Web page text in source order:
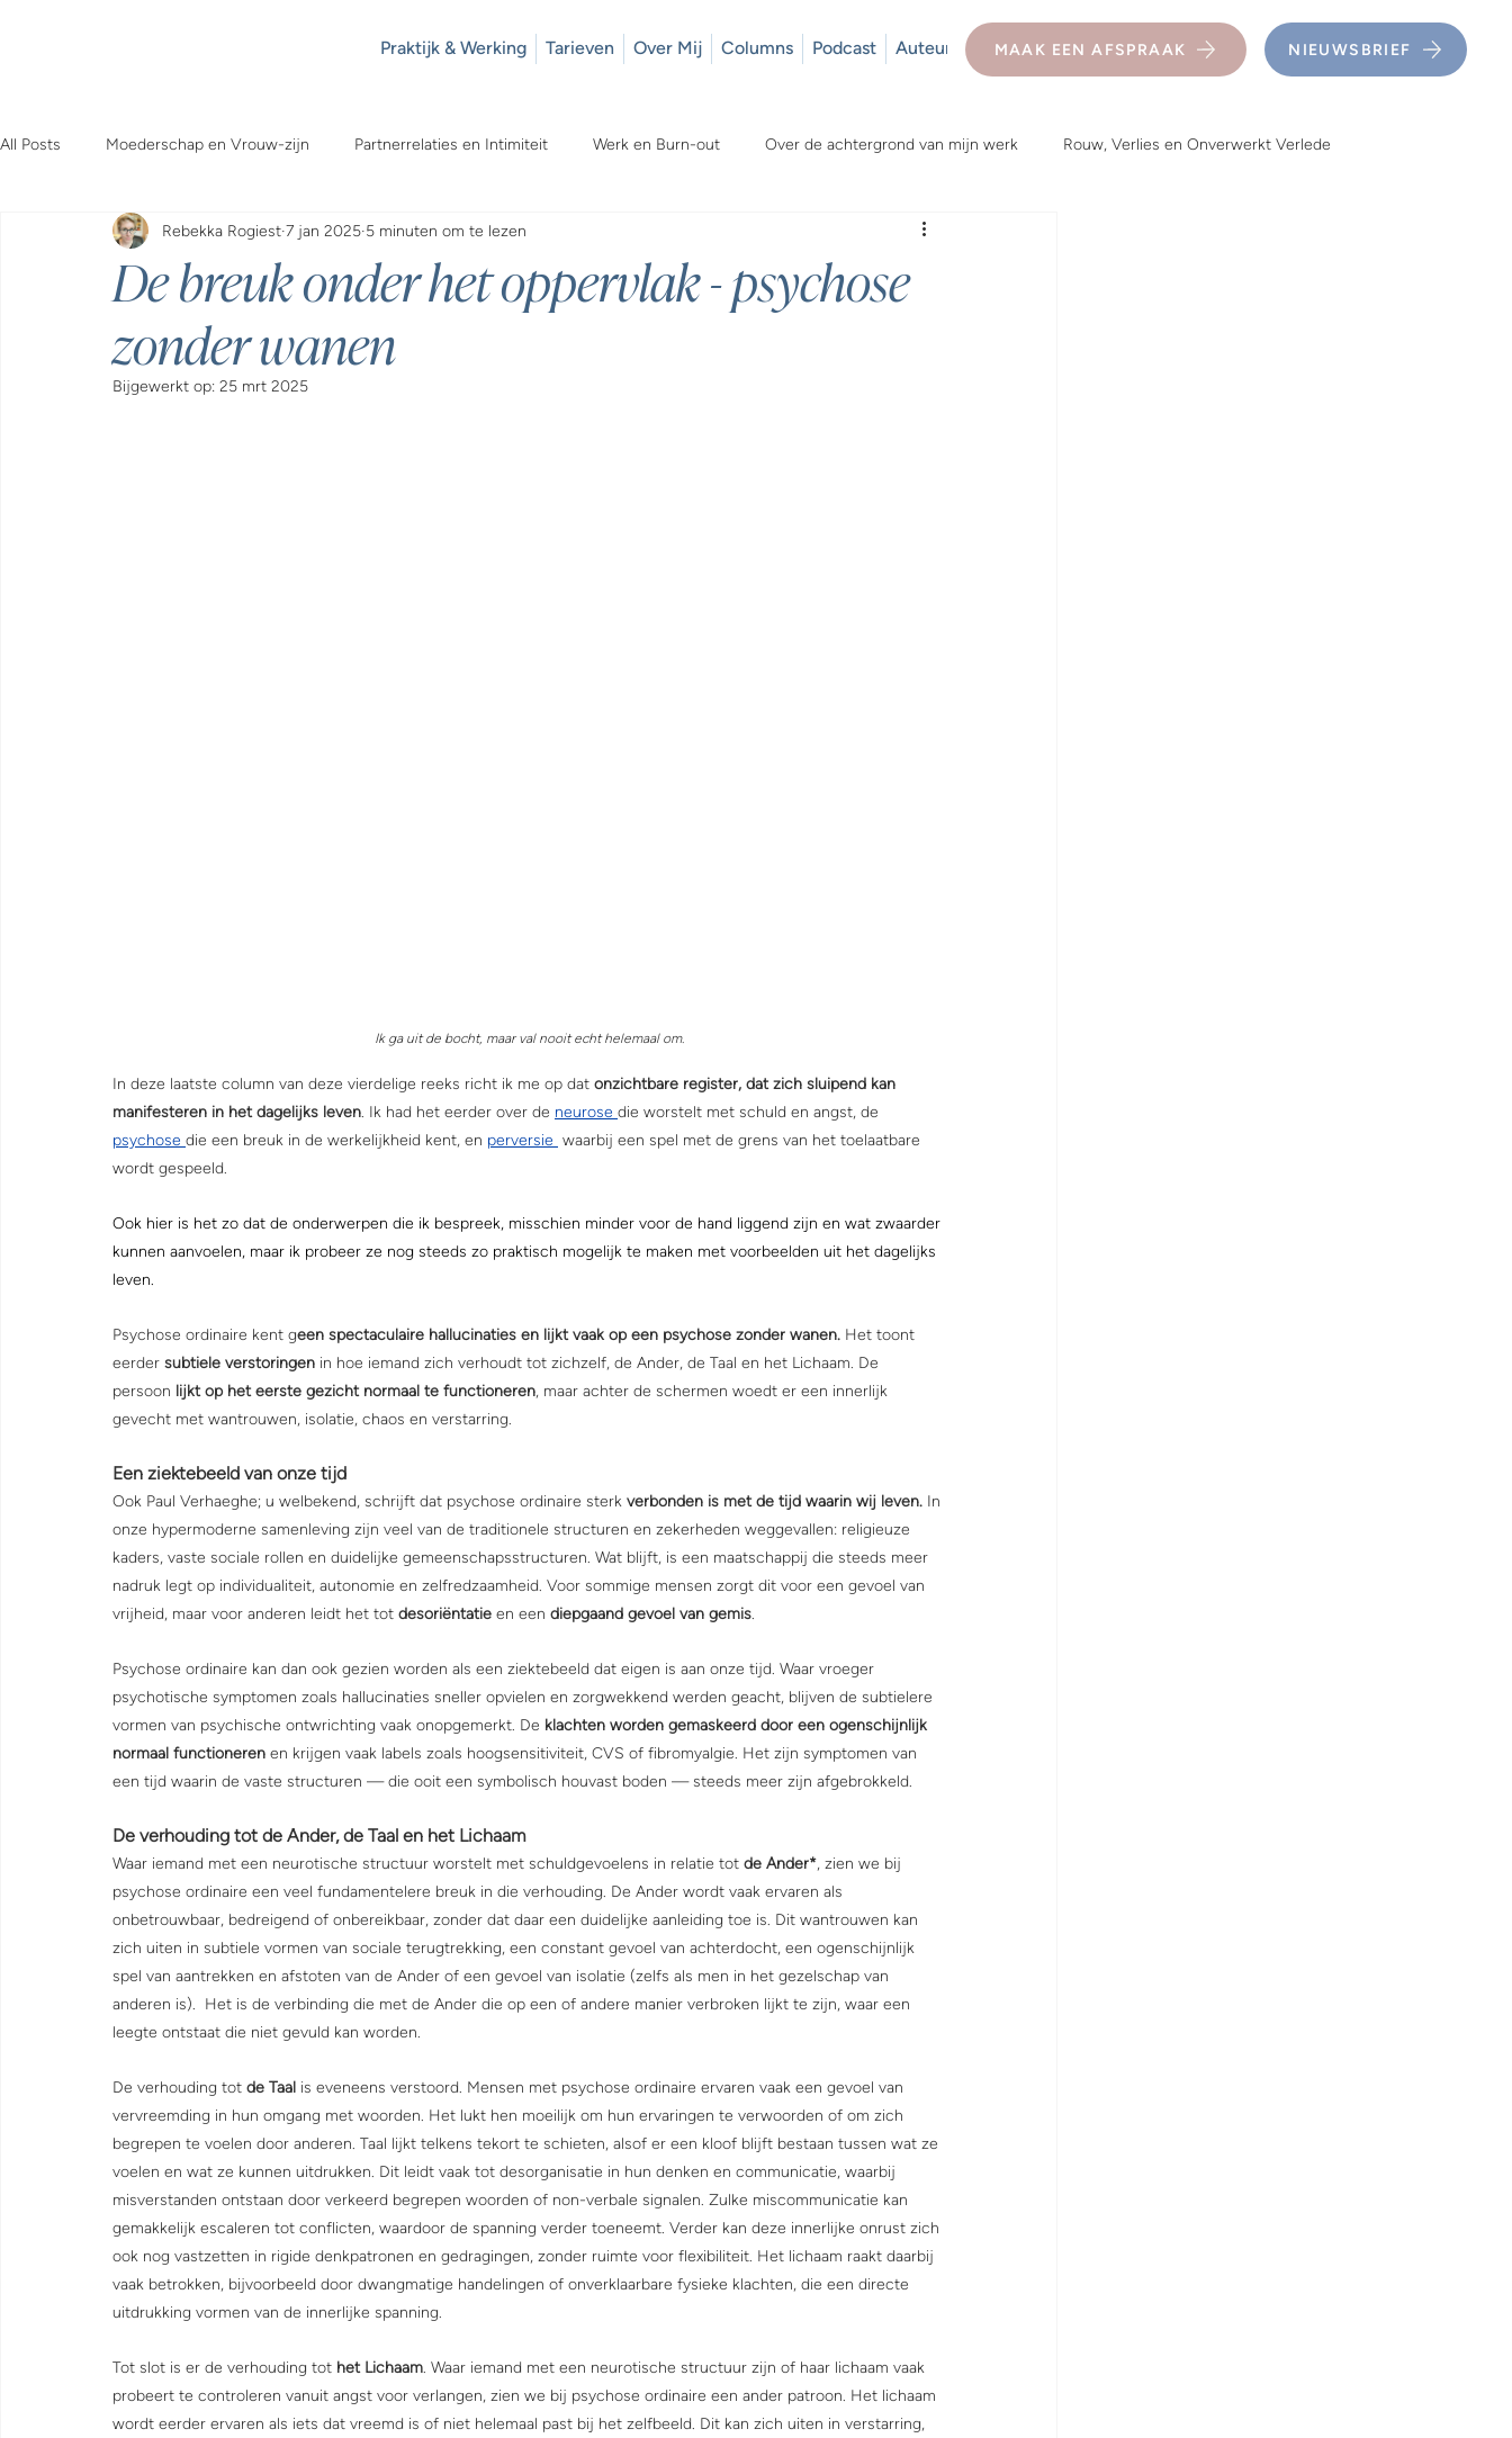
Praktijk & Werking Tarieven Over Mij Columns Podcast Auteur MAAK EEN AFSPRAAK NIEUWSBRIEF
All Posts Moederschap en Vrouw-zijn Partnerrelaties en Intimiteit Werk en Burn-out Over de achtergrond van mijn werk Rouw, Verlies en Onverwerkt Verlede
Psychoanalyse in de Maatschappij
De breuk onder het oppervlak - psychose
zonder wanen
Rebekka Rogiest 7 jan 2025 5 minuten om te lezen
Bijgewerkt op: 25 mrt 2025
Ik ga uit de bocht, maar val nooit echt helemaal om.
In deze laatste column van deze vierdelige reeks richt ik me op dat onzichtbare register, dat zich sluipend kan
manifesteren in het dagelijks leven. Ik had het eerder over de neurose die worstelt met schuld en angst, de
psychose die een breuk in de werkelijkheid kent, en perversie waarbij een spel met de grens van het toelaatbare
wordt gespeeld.
Ook hier is het zo dat de onderwerpen die ik bespreek, misschien minder voor de hand liggend zijn en wat zwaarder
kunnen aanvoelen, maar ik probeer ze nog steeds zo praktisch mogelijk te maken met voorbeelden uit het dagelijks
leven.
Psychose ordinaire kent geen spectaculaire hallucinaties en lijkt vaak op een psychose zonder wanen. Het toont
eerder subtiele verstoringen in hoe iemand zich verhoudt tot zichzelf, de Ander, de Taal en het Lichaam. De
persoon lijkt op het eerste gezicht normaal te functioneren, maar achter de schermen woedt er een innerlijk
gevecht met wantrouwen, isolatie, chaos en verstarring.
Een ziektebeeld van onze tijd
Ook Paul Verhaeghe; u welbekend, schrijft dat psychose ordinaire sterk verbonden is met de tijd waarin wij leven. In
onze hypermoderne samenleving zijn veel van de traditionele structuren en zekerheden weggevallen: religieuze
kaders, vaste sociale rollen en duidelijke gemeenschapsstructuren. Wat blijft, is een maatschappij die steeds meer
nadruk legt op individualiteit, autonomie en zelfredzaamheid. Voor sommige mensen zorgt dit voor een gevoel van
vrijheid, maar voor anderen leidt het tot desoriëntatie en een diepgaand gevoel van gemis.
Psychose ordinaire kan dan ook gezien worden als een ziektebeeld dat eigen is aan onze tijd. Waar vroeger
psychotische symptomen zoals hallucinaties sneller opvielen en zorgwekkend werden geacht, blijven de subtielere
vormen van psychische ontwrichting vaak onopgemerkt. De klachten worden gemaskeerd door een ogenschijnlijk
normaal functioneren en krijgen vaak labels zoals hoogsensitiviteit, CVS of fibromyalgie. Het zijn symptomen van
een tijd waarin de vaste structuren — die ooit een symbolisch houvast boden — steeds meer zijn afgebrokkeld.
De verhouding tot de Ander, de Taal en het Lichaam
Waar iemand met een neurotische structuur worstelt met schuldgevoelens in relatie tot de Ander*, zien we bij
psychose ordinaire een veel fundamentelere breuk in die verhouding. De Ander wordt vaak ervaren als
onbetrouwbaar, bedreigend of onbereikbaar, zonder dat daar een duidelijke aanleiding toe is. Dit wantrouwen kan
zich uiten in subtiele vormen van sociale terugtrekking, een constant gevoel van achterdocht, een ogenschijnlijk
spel van aantrekken en afstoten van de Ander of een gevoel van isolatie (zelfs als men in het gezelschap van
anderen is).  Het is de verbinding die met de Ander die op een of andere manier verbroken lijkt te zijn, waar een
leegte ontstaat die niet gevuld kan worden.
De verhouding tot de Taal is eveneens verstoord. Mensen met psychose ordinaire ervaren vaak een gevoel van
vervreemding in hun omgang met woorden. Het lukt hen moeilijk om hun ervaringen te verwoorden of om zich
begrepen te voelen door anderen. Taal lijkt telkens tekort te schieten, alsof er een kloof blijft bestaan tussen wat ze
voelen en wat ze kunnen uitdrukken. Dit leidt vaak tot desorganisatie in hun denken en communicatie, waarbij
misverstanden ontstaan door verkeerd begrepen woorden of non-verbale signalen. Zulke miscommunicatie kan
gemakkelijk escaleren tot conflicten, waardoor de spanning verder toeneemt. Verder kan deze innerlijke onrust zich
ook nog vastzetten in rigide denkpatronen en gedragingen, zonder ruimte voor flexibiliteit. Het lichaam raakt daarbij
vaak betrokken, bijvoorbeeld door dwangmatige handelingen of onverklaarbare fysieke klachten, die een directe
uitdrukking vormen van de innerlijke spanning.
Tot slot is er de verhouding tot het Lichaam. Waar iemand met een neurotische structuur zijn of haar lichaam vaak
probeert te controleren vanuit angst voor verlangen, zien we bij psychose ordinaire een ander patroon. Het lichaam
wordt eerder ervaren als iets dat vreemd is of niet helemaal past bij het zelfbeeld. Dit kan zich uiten in verstarring,